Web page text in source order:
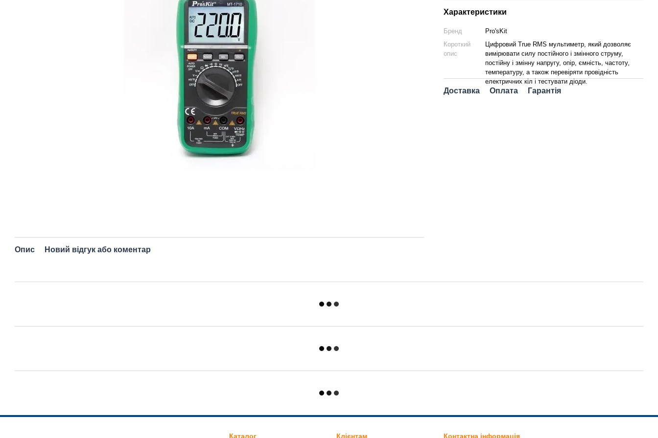
Опис Новий відгук або коментар
Характеристики
Бренд
Pro'sKit
Короткий
опис
Цифровий True RMS мультиметр, який дозволяє
вимірювати силу постійного і змінного струму,
постійну і змінну напругу, опір, ємність, частоту,
температуру, а також перевіряти провідність
електричних кіл і тестувати діоди.
Доставка Оплата Гарантія
Каталог Клієнтам Контактна інформація